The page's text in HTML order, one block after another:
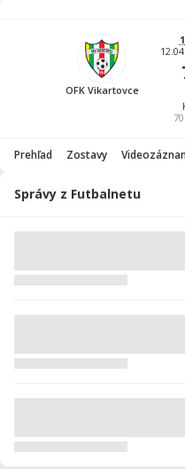
OFK Vikartovce
70
Prehľad Zostavy
Správy z Futbalnetu